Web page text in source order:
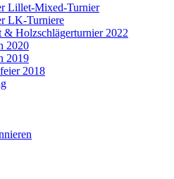
Lillet-Mixed-Turnier
LK-Turniere
& Holzschlägerturnier 2022
2020
2019
2018